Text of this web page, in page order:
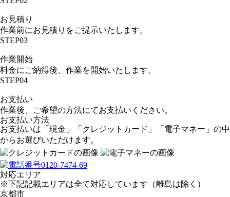
お見積り
作業前にお見積りをご提示いたします。
STEP03
作業開始
料金にご納得後、作業を開始いたします。
STEP04
お支払い
作業後、ご希望の方法にてお支払いください。
お支払い方法
お支払いは「現金」「クレジットカード」「電子マネー」の中
からお選びいただけます。
対応エリア
※下記記載エリアは全て対応しています（離島は除く）
京都市